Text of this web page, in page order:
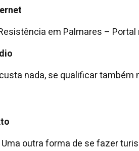
em Palmares – Portal
nada, se qualificar também
outra forma de se fazer